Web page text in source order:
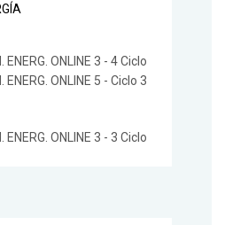
ONLINE 3 - 4 Ciclo
ONLINE 5 - Ciclo 3
ONLINE 3 - 3 Ciclo